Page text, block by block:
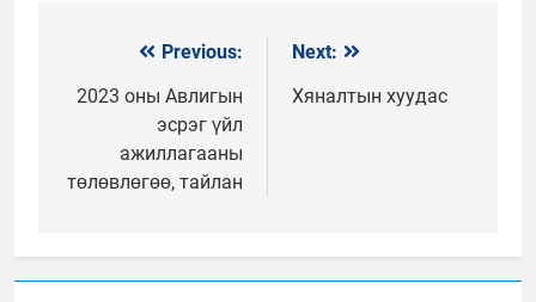
Мэдээний
цэс
Previous:
2023 оны Авлигын
эсрэг үйл
ажиллагааны
төлөвлөгөө, тайлан
Next:
Хяналтын хуудас